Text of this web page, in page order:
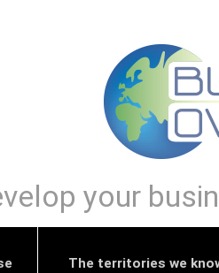
your
The territories we